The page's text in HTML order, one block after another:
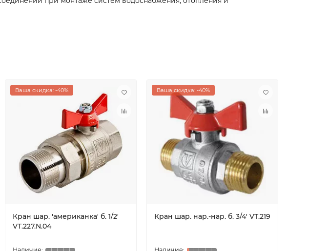
Ваша скидка: -40%
Кран шар. 'американка' б. 1/2'
VT.227.N.04
Ваша скидка: -40%
Кран шар. нар.-нар. б. 3/4' VT.219